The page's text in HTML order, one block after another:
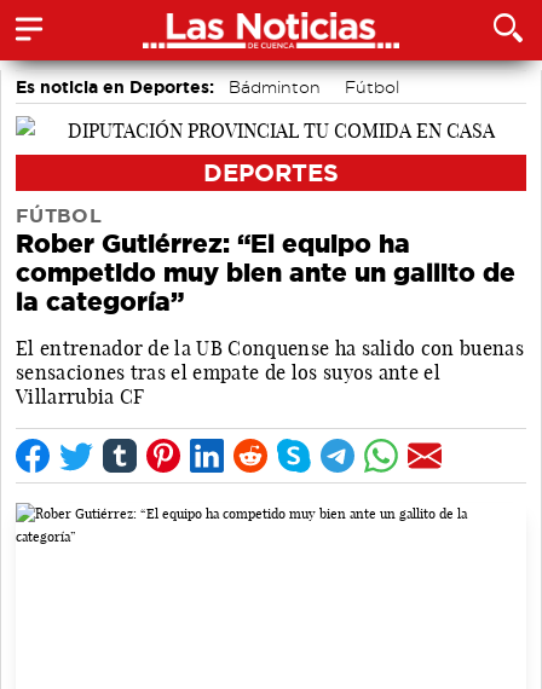
Es noticia en Deportes: Bádminton
Fútbol
Bolos conquenses
DEPORTES
FÚTBOL
Rober Gutiérrez: “El equipo ha
competido muy bien ante un gallito de
la categoría”
El entrenador de la UB Conquense ha salido con buenas
sensaciones tras el empate de los suyos ante el
Villarrubia CF